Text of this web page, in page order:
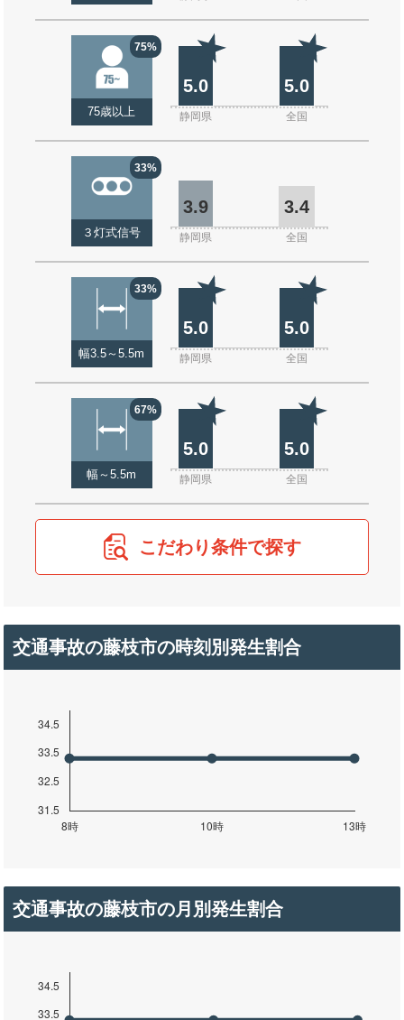
75%
75歳以上
5.0 5.0
静岡県 全国
33%
３灯式信号
3.9 3.4
静岡県 全国
33%
幅3.5～5.5m
5.0 5.0
静岡県 全国
67%
幅～5.5m
5.0 5.0
静岡県 全国
こだわり条件で探す
交通事故の藤枝市の時刻別発生割合
交通事故の藤枝市の月別発生割合